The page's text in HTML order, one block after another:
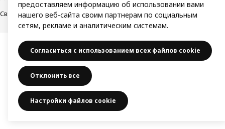
Свяжитесь с нами
предоставляем информацию об использовании вами
нашего веб-сайта своим партнерам по социальным
сетям, рекламе и аналитическим системам.
Согласиться с использованием всех файлов cookie
Отклонить все
Настройки файлов cookie